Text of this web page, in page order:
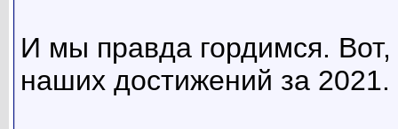
И мы правда гордимся.
наших достижений за 2021.